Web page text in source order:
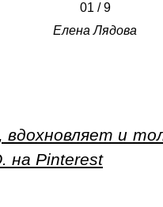
01 / 9
Елена Лядова
////////
вдохновляет и
на Pinterest